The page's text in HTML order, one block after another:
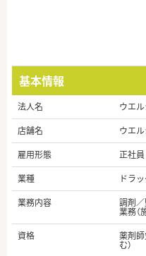
基本情報
法人名
ウエ
店舗名
ウエ
雇用形態
正社員
業種
ドラ
業務内容
調剤／
業務（
資格
薬剤
む）